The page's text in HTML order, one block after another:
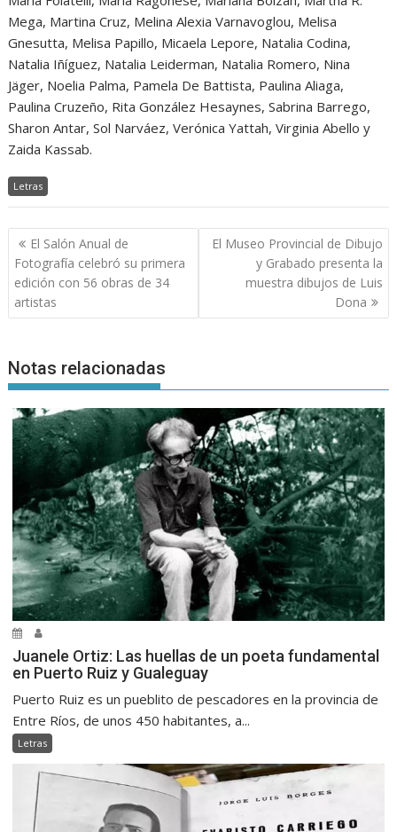
Mega, Martina Cruz, Melina Alexia Varnavoglou, Melisa
Gnesutta, Melisa Papillo, Micaela Lepore, Natalia Codina,
Natalia Iñíguez, Natalia Leiderman, Natalia Romero, Nina
Jäger, Noelia Palma, Pamela De Battista, Paulina Aliaga,
Paulina Cruzeño, Rita González Hesaynes, Sabrina Barrego,
Sharon Antar, Sol Narváez, Verónica Yattah, Virginia Abello y
Zaida Kassab.
Letras
Navegación
de
entradas
El Salón Anual de
Fotografía celebró su primera
edición con 56 obras de 34
artistas
El Museo Provincial de Dibujo
y Grabado presenta la
muestra dibujos de Luis
Dona
Notas relacionadas
Juanele Ortiz: Las huellas de un poeta fundamental
en Puerto Ruiz y Gualeguay
Puerto Ruiz es un pueblito de pescadores en la provincia de
Entre Ríos, de unos 450 habitantes, a...
Letras